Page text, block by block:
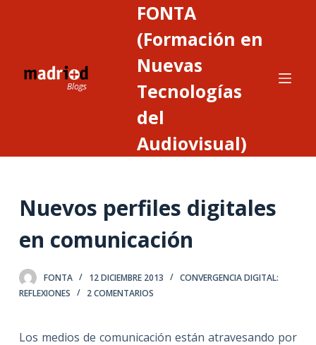
e
d
FONTA
(Formación en
Nuevas
Tecnologías
del
Audiovisual)
Nuevos perfiles digitales
en comunicación
FONTA 12 DICIEMBRE 2013
CONVERGENCIA DIGITAL:
REFLEXIONES
2 COMENTARIOS
Los medios de comunicación están atravesando por